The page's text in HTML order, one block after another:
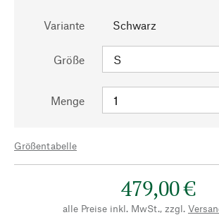
Variante Schwarz
Größe
Menge
Größentabelle
479,00 €
alle Preise inkl. MwSt., zzgl.